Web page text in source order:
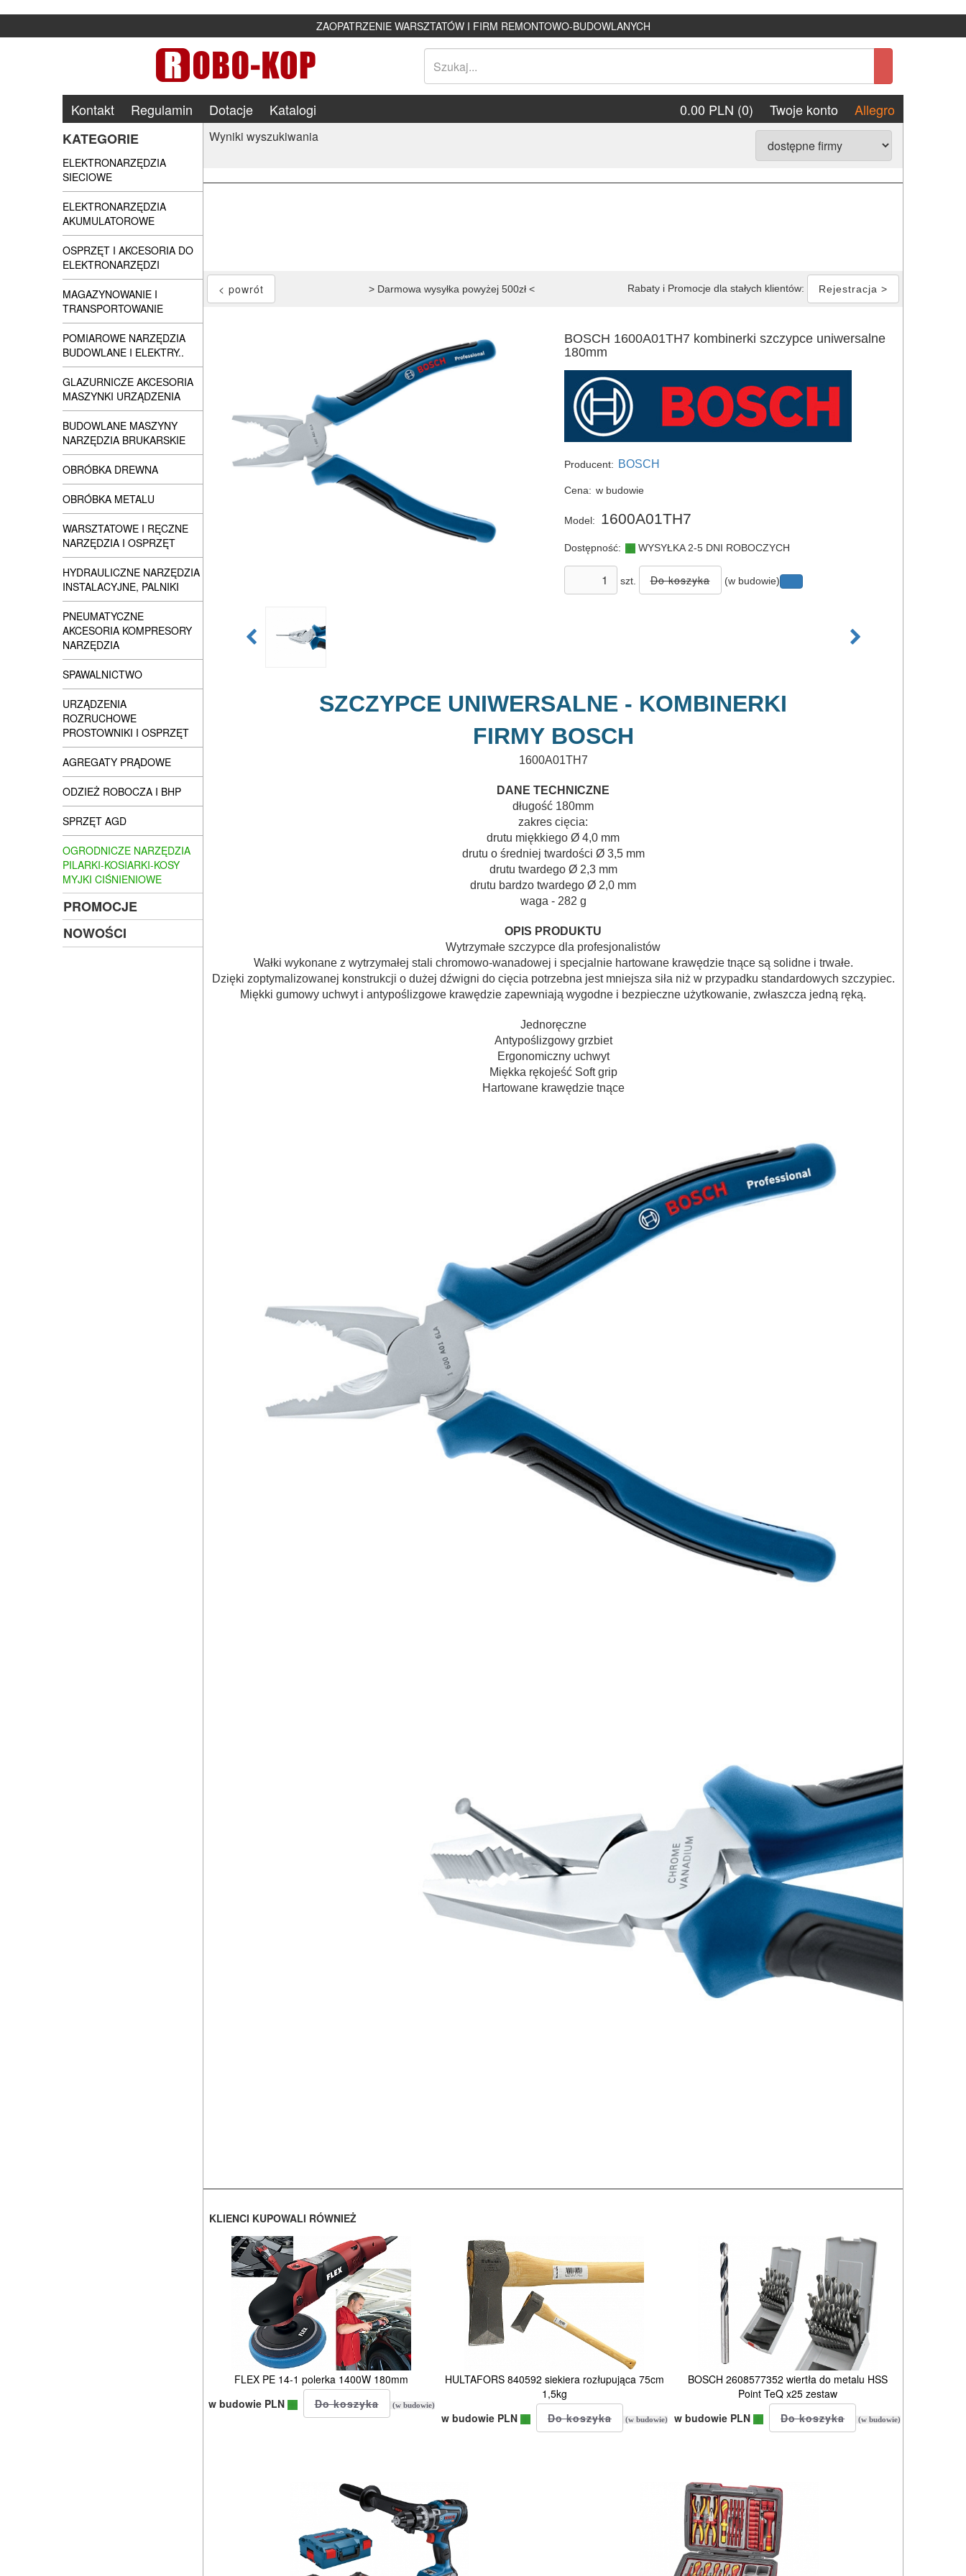
ZAOPATRZENIE WARSZTATÓW I FIRM REMONTOWO-BUDOWLANYCH
Kontakt Regulamin Dotacje Katalogi 0.00 PLN (0) Twoje konto
Allegro
KATEGORIE
ELEKTRONARZĘDZIA
SIECIOWE
ELEKTRONARZĘDZIA
AKUMULATOROWE
OSPRZĘT I AKCESORIA DO
ELEKTRONARZĘDZI
MAGAZYNOWANIE I
TRANSPORTOWANIE
POMIAROWE NARZĘDZIA
BUDOWLANE I ELEKTRY..
GLAZURNICZE AKCESORIA
MASZYNKI URZĄDZENIA
BUDOWLANE MASZYNY
NARZĘDZIA BRUKARSKIE
OBRÓBKA DREWNA
OBRÓBKA METALU
WARSZTATOWE I RĘCZNE
NARZĘDZIA I OSPRZĘT
HYDRAULICZNE NARZĘDZIA
INSTALACYJNE, PALNIKI
PNEUMATYCZNE
AKCESORIA KOMPRESORY
NARZĘDZIA
SPAWALNICTWO
URZĄDZENIA
ROZRUCHOWE
PROSTOWNIKI I OSPRZĘT
AGREGATY PRĄDOWE
ODZIEŻ ROBOCZA I BHP
SPRZĘT AGD
OGRODNICZE NARZĘDZIA
PILARKI-KOSIARKI-KOSY
MYJKI CIŚNIENIOWE
PROMOCJE
NOWOŚCI
Wyniki wyszukiwania
> Darmowa wysyłka powyżej 500zł < Rabaty i Promocje dla stałych klientów: Rejestracja >
BOSCH 1600A01TH7 kombinerki szczypce uniwersalne
180mm
Producent: BOSCH
Cena: w budowie
Model: 1600A01TH7
Dostępność: WYSYŁKA 2-5 DNI ROBOCZYCH
szt. (w budowie)
SZCZYPCE UNIWERSALNE - KOMBINERKI
FIRMY BOSCH
1600A01TH7
DANE TECHNICZNE
długość 180mm
zakres cięcia:
drutu miękkiego Ø 4,0 mm
drutu o średniej twardości Ø3,5 mm
drutu twardego Ø2,3 mm
drutu bardzo twardego Ø 2,0 mm
waga - 282 g
OPIS PRODUKTU
Wytrzymałe szczypce dla profesjonalistów
Wałki wykonane z wytrzymałej stali chromowo-wanadowej i specjalnie hartowane krawędzie tnące są solidne i trwałe.
Dzięki zoptymalizowanej konstrukcji o dużej dźwigni do cięcia potrzebna jest mniejsza siła niż w przypadku standardowych szczypiec.
Miękki gumowy uchwyt i antypoślizgowe krawędzie zapewniają wygodne i bezpieczne użytkowanie, zwłaszcza jedną ręką.
Jednoręczne
Antypoślizgowy grzbiet
Ergonomiczny uchwyt
Miękka rękojeść Soft grip
Hartowane krawędzie tnące
KLIENCI KUPOWALI RÓWNIEŻ
FLEX PE 14-1 polerka 1400W 180mm
w budowie PLN
(w budowie)
HULTAFORS 840592 siekiera rozłupująca 75cm
1,5kg
w budowie PLN
(w budowie)
BOSCH 2608577352 wiertła do metalu HSS
Point TeQ x25 zestaw
w budowie PLN
(w budowie)